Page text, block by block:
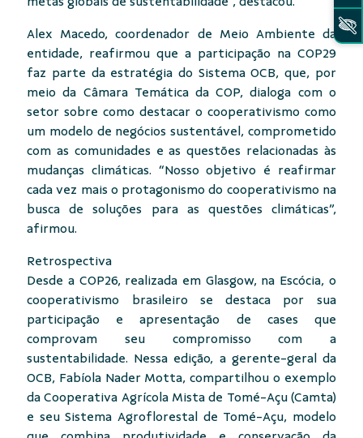
Alex Macedo, coordenador de Meio Ambiente da
entidade, reafirmou que a participação na COP29
faz parte da estratégia do Sistema OCB, que, por
meio da Câmara Temática da COP, dialoga com o
setor sobre como destacar o cooperativismo como
um modelo de negócios sustentável, comprometido
com as comunidades e as questões relacionadas às
mudanças climáticas. “Nosso objetivo é reafirmar
cada vez mais o protagonismo do cooperativismo na
busca de soluções para as questões climáticas”,
afirmou.
Retrospectiva
Desde a COP26, realizada em Glasgow, na Escócia, o
cooperativismo brasileiro se destaca por sua
participação e apresentação de cases que
comprovam seu compromisso com a
sustentabilidade. Nessa edição, a gerente-geral da
OCB, Fabíola Nader Motta, compartilhou o exemplo
da Cooperativa Agrícola Mista de Tomé-Açu (Camta)
e seu Sistema Agroflorestal de Tomé-Açu, modelo